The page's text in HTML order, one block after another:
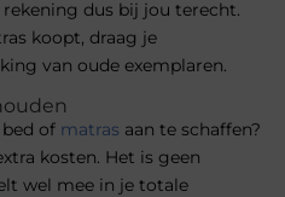
dus bij jou terecht.
koopt, draag je
van oude exemplaren.
of matras aan te schaffen?
kosten. Het is geen
wel mee in je totale